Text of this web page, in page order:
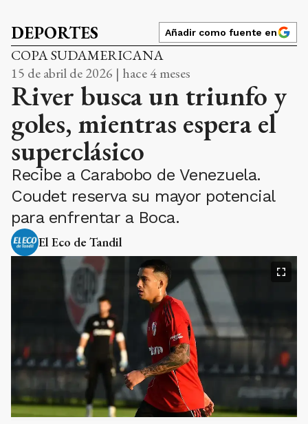
DEPORTES Añadir como fuente en
COPA SUDAMERICANA
15 de abril de 2026 | hace 4 meses
River busca un triunfo y
goles, mientras espera el
superclásico
Recibe a Carabobo de Venezuela.
Coudet reserva su mayor potencial
para enfrentar a Boca.
El Eco de Tandil